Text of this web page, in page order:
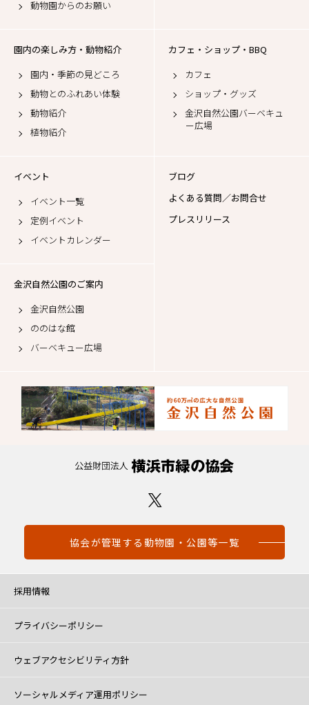
動物園からのお願い
園内の楽しみ方・動物紹介
園内・季節の見どころ
動物とのふれあい体験
動物紹介
植物紹介
カフェ・ショップ・BBQ
カフェ
ショップ・グッズ
金沢自然公園バーベキュ
ー広場
イベント
イベント一覧
定例イベント
イベントカレンダー
ブログ
よくある質問／お問合せ
プレスリリース
金沢自然公園のご案内
金沢自然公園
ののはな館
バーベキュー広場
協会が管理する動物園・公園等一覧
採用情報
プライバシーポリシー
ウェブアクセシビリティ方針
ソーシャルメディア運用ポリシー